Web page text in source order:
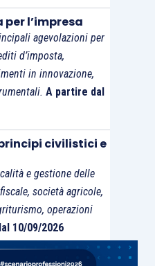
l’impresa
agevolazioni per
d’imposta,
in innovazione,
A partire dal
civilistici e
e gestione delle
società agricole,
operazioni
10/09/2026